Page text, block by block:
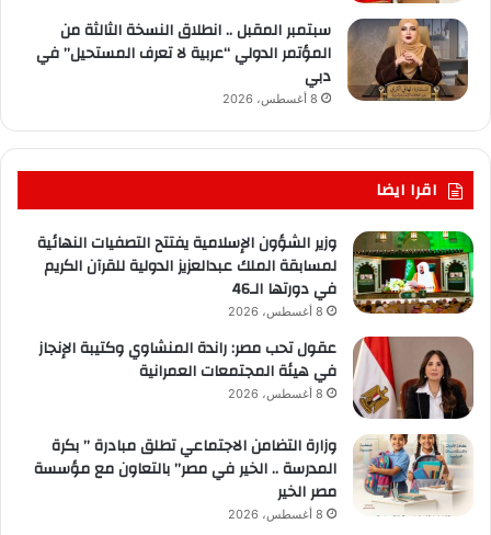
سبتمبر المقبل .. انطلاق النسخة الثالثة من
المؤتمر الدولي “عربية لا تعرف المستحيل” في
دبي
8 أغسطس، 2026
اقرا ايضا
وزير الشؤون الإسلامية يفتتح التصفيات النهائية
لمسابقة الملك عبدالعزيز الدولية للقرآن الكريم
في دورتها الـ46
8 أغسطس، 2026
عقول تحب مصر: راندة المنشاوي وكتيبة الإنجاز
في هيئة المجتمعات العمرانية
8 أغسطس، 2026
وزارة التضامن الاجتماعي تطلق مبادرة ” بكرة
المدرسة .. الخير في مصر” بالتعاون مع مؤسسة
مصر الخير
8 أغسطس، 2026